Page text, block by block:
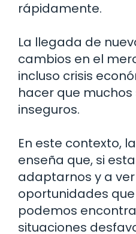
rápidamente.
La llegada de
cambios en el
incluso crisis
hacer que
inseguros.
En este contexto,
enseña que, si
adaptarnos y a
oportunidades
podemos
situaciones